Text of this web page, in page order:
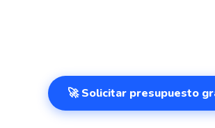
🚀 Solicitar presupuesto